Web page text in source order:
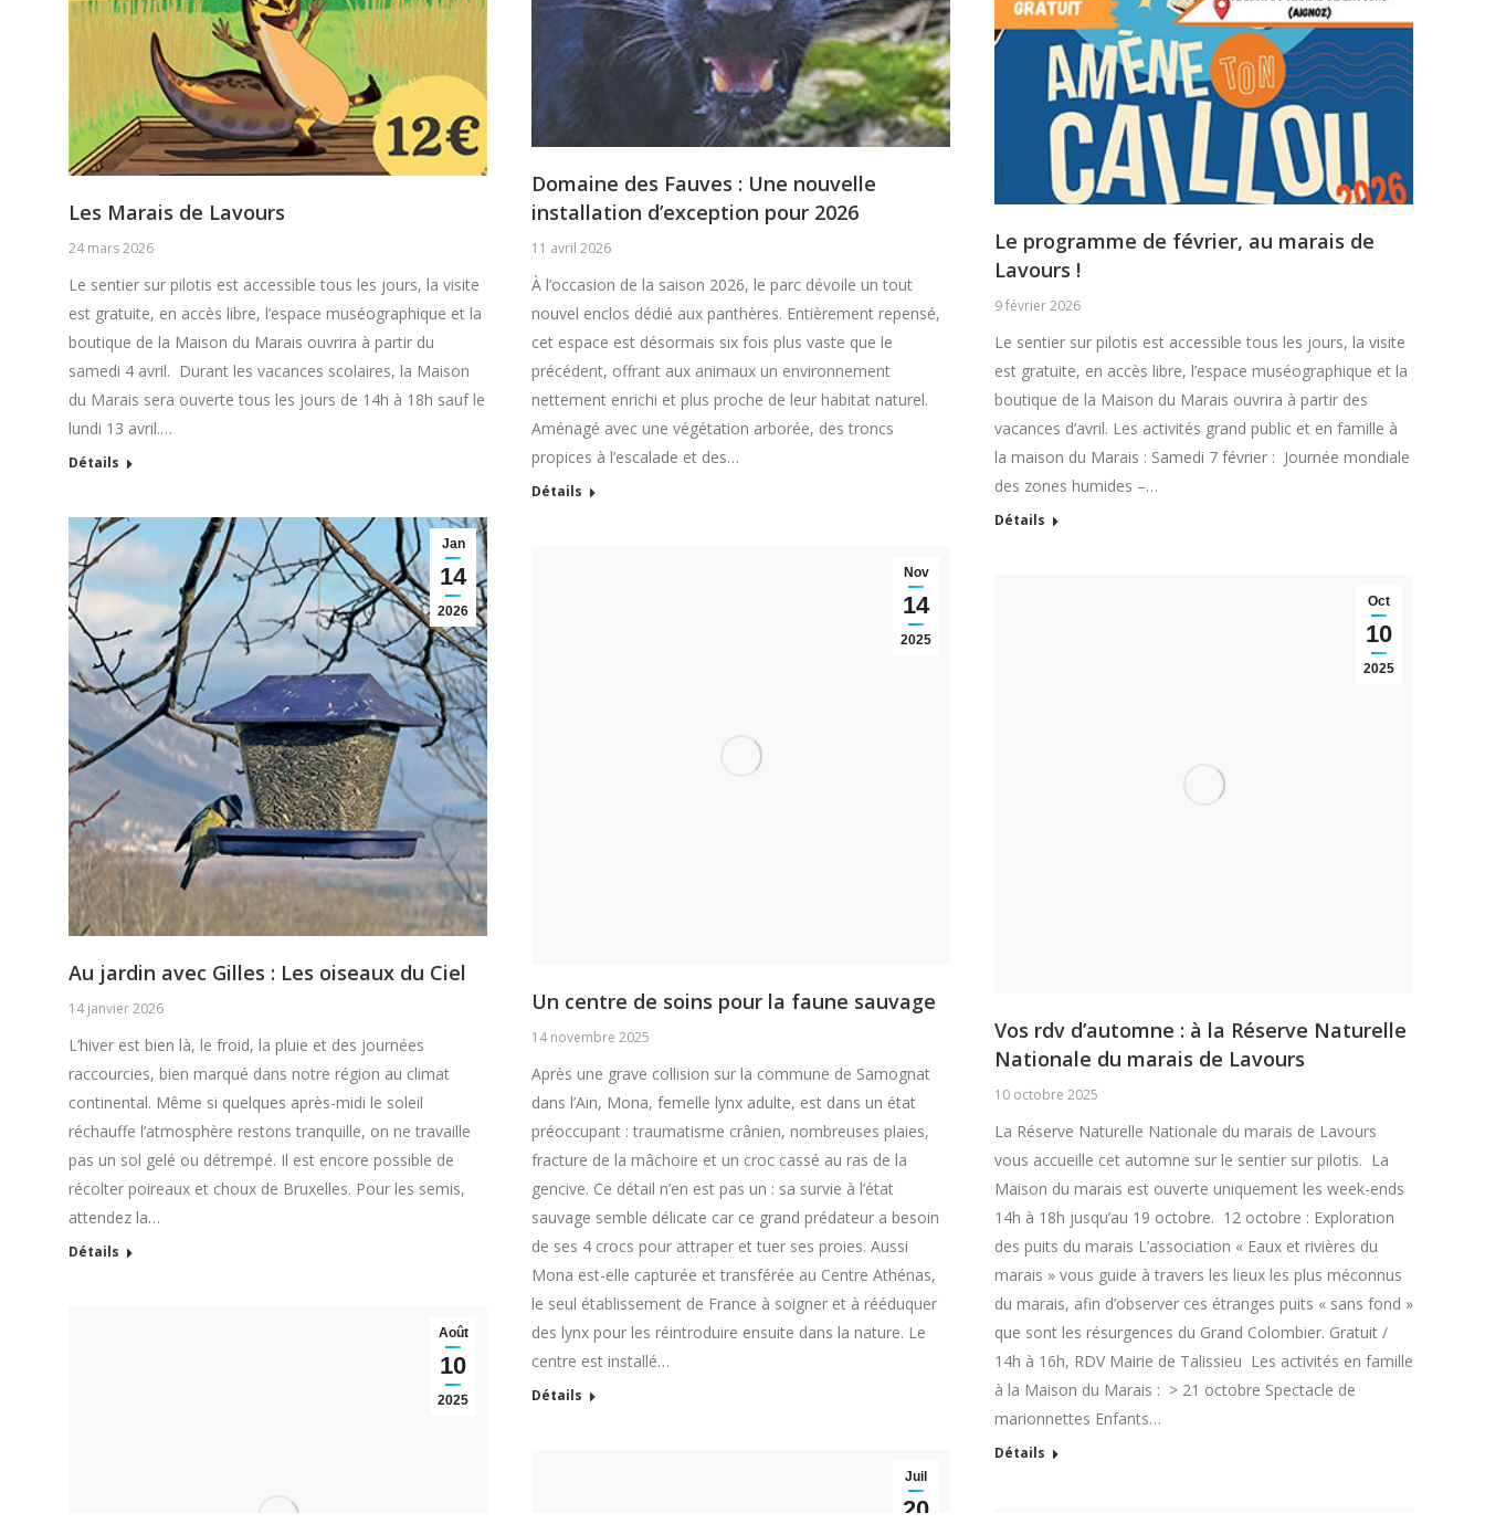
Domaine des Fauves : Une nouvelle
installation d’exception pour 2026
11 avril 2026
À l’occasion de la saison 2026, le parc dévoile un tout
nouvel enclos dédié aux panthères. Entièrement repensé,
cet espace est désormais six fois plus vaste que le
précédent, offrant aux animaux un environnement
nettement enrichi et plus proche de leur habitat naturel.
Aménagé avec une végétation arborée, des troncs
propices à l’escalade et des…
Détails
Les Marais de Lavours
24 mars 2026
Le sentier sur pilotis est accessible tous les jours, la visite
est gratuite, en accès libre, l’espace muséographique et la
boutique de la Maison du Marais ouvrira à partir du
samedi 4 avril. Durant les vacances scolaires, la Maison
du Marais sera ouverte tous les jours de 14h à 18h sauf le
lundi 13 avril.…
Détails
Le programme de février, au marais de
Lavours !
9 février 2026
Le sentier sur pilotis est accessible tous les jours, la visite
est gratuite, en accès libre, l’espace muséographique et la
boutique de la Maison du Marais ouvrira à partir des
vacances d’avril. Les activités grand public et en famille à
la maison du Marais : Samedi 7 février : Journée mondiale
des zones humides –…
Détails
Jan
14
2026
Au jardin avec Gilles : Les oiseaux du Ciel
14 janvier 2026
L’hiver est bien là, le froid, la pluie et des journées
raccourcies, bien marqué dans notre région au climat
continental. Même si quelques après-midi le soleil
réchauffe l’atmosphère restons tranquille, on ne travaille
pas un sol gelé ou détrempé. Il est encore possible de
récolter poireaux et choux de Bruxelles. Pour les semis,
attendez la…
Détails
Nov
14
2025
Un centre de soins pour la faune sauvage
14 novembre 2025
Après une grave collision sur la commune de Samognat
dans l’Ain, Mona, femelle lynx adulte, est dans un état
préoccupant : traumatisme crânien, nombreuses plaies,
fracture de la mâchoire et un croc cassé au ras de la
gencive. Ce détail n’en est pas un : sa survie à l’état
sauvage semble délicate car ce grand prédateur a besoin
de ses 4 crocs pour attraper et tuer ses proies. Aussi
Mona est-elle capturée et transférée au Centre Athénas,
le seul établissement de France à soigner et à rééduquer
des lynx pour les réintroduire ensuite dans la nature. Le
centre est installé…
Détails
Oct
10
2025
Vos rdv d’automne : à la Réserve Naturelle
Nationale du marais de Lavours
10 octobre 2025
La Réserve Naturelle Nationale du marais de Lavours
vous accueille cet automne sur le sentier sur pilotis. La
Maison du marais est ouverte uniquement les week-ends
14h à 18h jusqu’au 19 octobre. 12 octobre : Exploration
des puits du marais L’association « Eaux et rivières du
marais » vous guide à travers les lieux les plus méconnus
du marais, afin d’observer ces étranges puits « sans fond »
que sont les résurgences du Grand Colombier. Gratuit /
14h à 16h, RDV Mairie de Talissieu Les activités en famille
à la Maison du Marais : > 21 octobre Spectacle de
marionnettes Enfants…
Détails
Août
10
2025
Juil
20